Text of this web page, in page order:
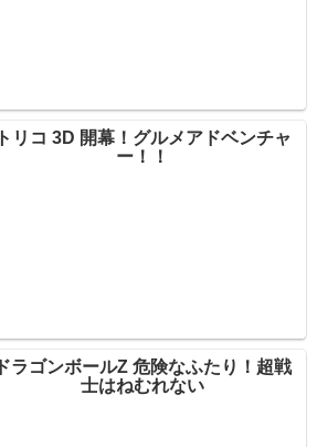
トリコ 3D 開幕！グルメアドベンチャ
ー！！
ドラゴンボールZ 危険なふたり！超戦
士はねむれない